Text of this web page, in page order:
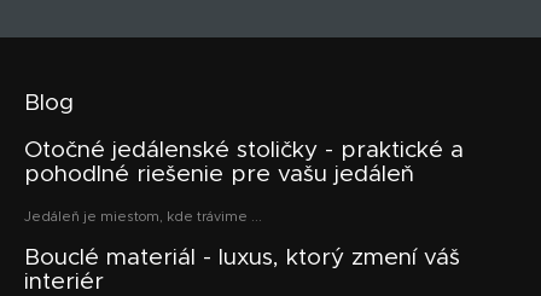
Blog
Otočné jedálenské stoličky - praktické a
pohodlné riešenie pre vašu jedáleň
Jedáleň je miestom, kde trávime ...
Bouclé materiál - luxus, ktorý zmení váš
interiér